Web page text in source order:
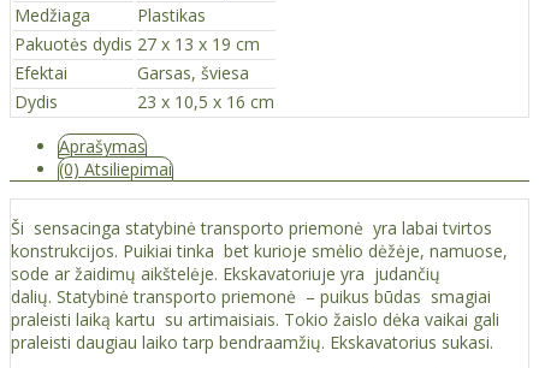
Medžiaga
Plastikas
Pakuotės dydis 27 x 13 x 19 cm
Efektai
Garsas, šviesa
Dydis
23 x 10,5 x 16 cm
Aprašymas
(0) Atsiliepimai
Ši sensacinga statybinė transporto priemonė yra labai tvirtos
konstrukcijos. Puikiai tinka bet kurioje smėlio dėžėje, namuose,
sode ar žaidimų aikštelėje. Ekskavatoriuje yra judančių
dalių. Statybinė transporto priemonė – puikus būdas smagiai
praleisti laiką kartu su artimaisiais. Tokio žaislo dėka vaikai gali
praleisti daugiau laiko tarp bendraamžių. Ekskavatorius sukasi.